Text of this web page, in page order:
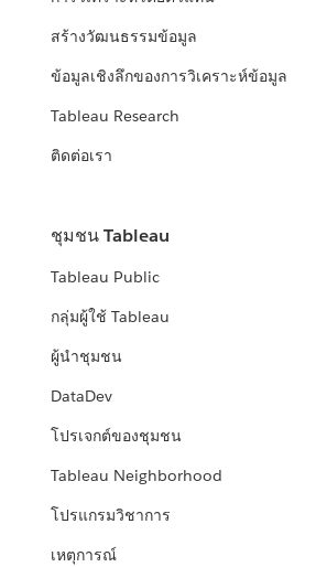
สร้างวัฒนธรรมข้อมูล
ข้อมูลเชิงลึกของการวิเคราะห์ข้อมูล
Tableau Research
ติดต่อเรา
ชุมชน Tableau
Tableau Public
กลุ่มผู้ใช้ Tableau
ผู้นำชุมชน
DataDev
โปรเจกต์ของชุมชน
Tableau Neighborhood
โปรแกรมวิชาการ
เหตุการณ์